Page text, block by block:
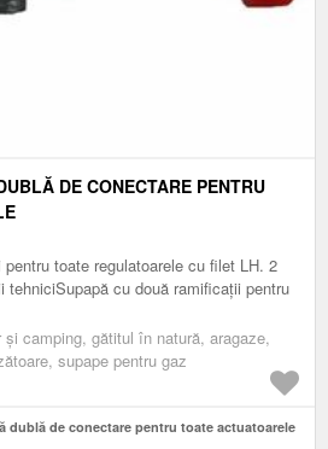
DE CONECTARE PENTRU
toate regulatoarele cu filet LH. 2
tehniciSupapă cu două ramificații pentru
camping, gătitul în natură, aragaze,
supape pentru gaz
dublă de conectare pentru toate actuatoarele